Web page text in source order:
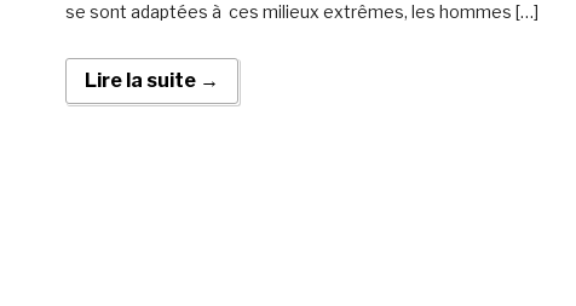
se sont adaptées à ces milieux extrêmes, les hommes […]
Lire la suite →